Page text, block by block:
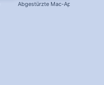
Abgestürzte Mac-App abschießen!